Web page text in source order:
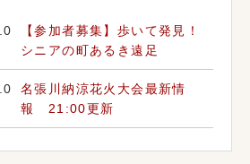
【参加者募集】歩いて発見！
シニアの町あるき遠足
名張川納涼花火大会最新情
報 21:00更新